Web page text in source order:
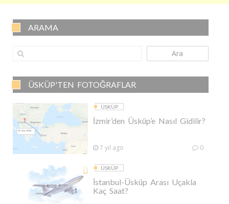
ARAMA
Ara
ÜSKÜP'TEN FOTOĞRAFLAR
ÜSKÜP
İzmir’den Üsküp’e Nasıl Gidilir?
7 yıl ago 0
ÜSKÜP
İstanbul-Üsküp Arası Uçakla
Kaç Saat?